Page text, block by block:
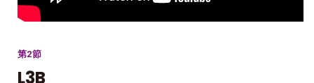
第2節
L3B